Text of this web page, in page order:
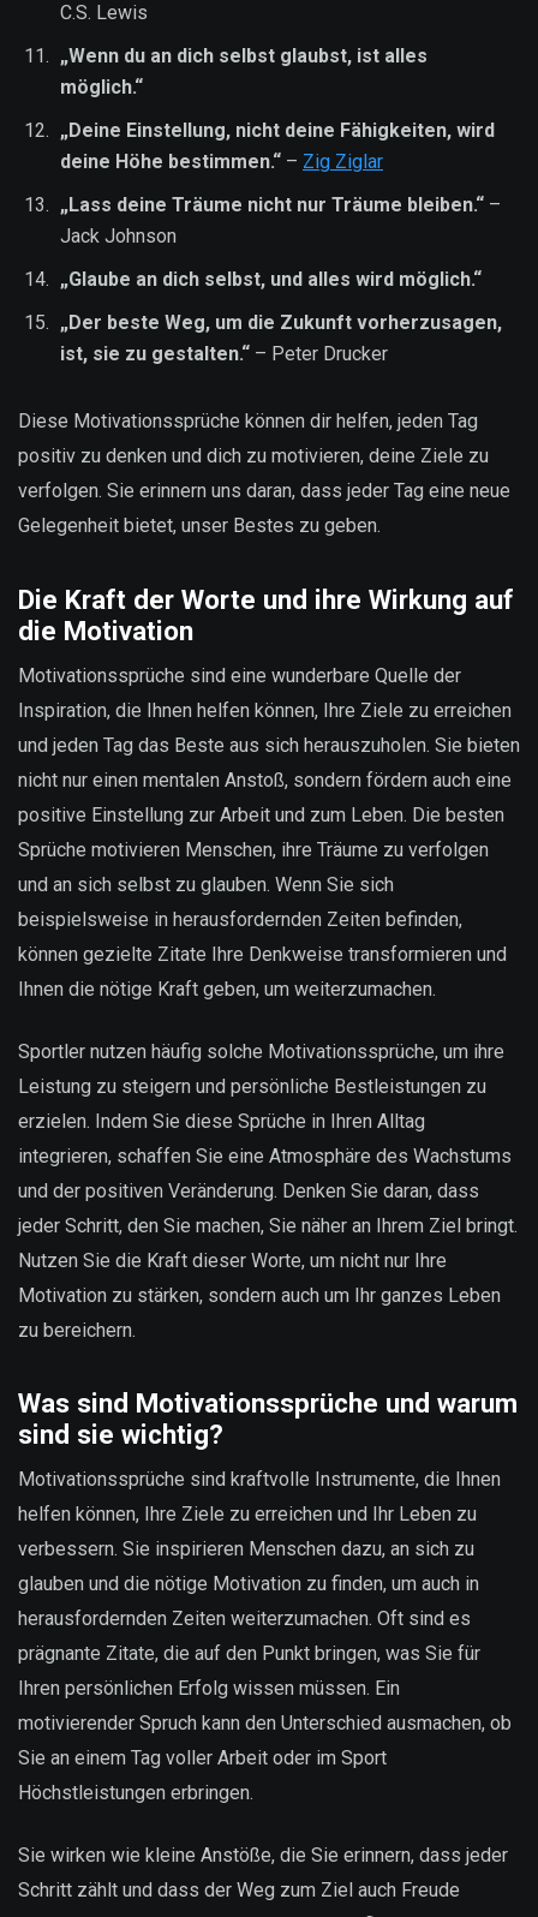
C.S. Lewis
„Wenn du an dich selbst glaubst, ist alles
möglich.“
„Deine Einstellung, nicht deine Fähigkeiten, wird
deine Höhe bestimmen.“ – Zig Ziglar
„Lass deine Träume nicht nur Träume bleiben.“ –
Jack Johnson
„Glaube an dich selbst, und alles wird möglich.“
„Der beste Weg, um die Zukunft vorherzusagen,
ist, sie zu gestalten.“ – Peter Drucker
Diese Motivationssprüche können dir helfen, jeden Tag
positiv zu denken und dich zu motivieren, deine Ziele zu
verfolgen. Sie erinnern uns daran, dass jeder Tag eine neue
Gelegenheit bietet, unser Bestes zu geben.
Die Kraft der Worte und ihre Wirkung auf
die Motivation
Motivationssprüche sind eine wunderbare Quelle der
Inspiration, die Ihnen helfen können, Ihre Ziele zu erreichen
und jeden Tag das Beste aus sich herauszuholen. Sie bieten
nicht nur einen mentalen Anstoß, sondern fördern auch eine
positive Einstellung zur Arbeit und zum Leben. Die besten
Sprüche motivieren Menschen, ihre Träume zu verfolgen
und an sich selbst zu glauben. Wenn Sie sich
beispielsweise in herausfordernden Zeiten befinden,
können gezielte Zitate Ihre Denkweise transformieren und
Ihnen die nötige Kraft geben, um weiterzumachen.
Sportler nutzen häufig solche Motivationssprüche, um ihre
Leistung zu steigern und persönliche Bestleistungen zu
erzielen. Indem Sie diese Sprüche in Ihren Alltag
integrieren, schaffen Sie eine Atmosphäre des Wachstums
und der positiven Veränderung. Denken Sie daran, dass
jeder Schritt, den Sie machen, Sie näher an Ihrem Ziel bringt.
Nutzen Sie die Kraft dieser Worte, um nicht nur Ihre
Motivation zu stärken, sondern auch um Ihr ganzes Leben
zu bereichern.
Was sind Motivationssprüche und warum
sind sie wichtig?
Motivationssprüche sind kraftvolle Instrumente, die Ihnen
helfen können, Ihre Ziele zu erreichen und Ihr Leben zu
verbessern. Sie inspirieren Menschen dazu, an sich zu
glauben und die nötige Motivation zu finden, um auch in
herausfordernden Zeiten weiterzumachen. Oft sind es
prägnante Zitate, die auf den Punkt bringen, was Sie für
Ihren persönlichen Erfolg wissen müssen. Ein
motivierender Spruch kann den Unterschied ausmachen, ob
Sie an einem Tag voller Arbeit oder im Sport
Höchstleistungen erbringen.
Sie wirken wie kleine Anstöße, die Sie erinnern, dass jeder
Schritt zählt und dass der Weg zum Ziel auch Freude